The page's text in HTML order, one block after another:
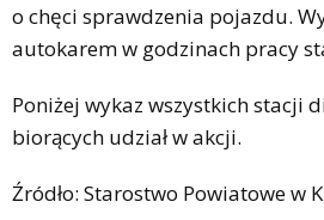
o chęci sprawdzenia pojazdu.
autokarem w godzinach pracy
Poniżej wykaz wszystkich stacji
biorących udział w akcji.
Źródło: Starostwo Powiatowe w